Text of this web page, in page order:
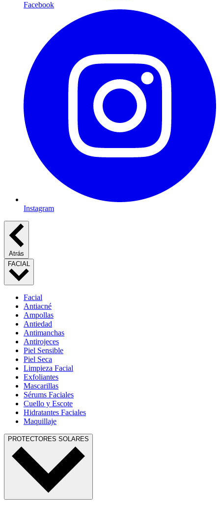
Facebook
Instagram
Atrás
FACIAL
Facial
Antiacné
Ampollas
Antiedad
Antimanchas
Antirojeces
Piel Sensible
Piel Seca
Limpieza Facial
Exfoliantes
Mascarillas
Sérums Faciales
Cuello y Escote
Hidratantes Faciales
Maquillaje
PROTECTORES SOLARES